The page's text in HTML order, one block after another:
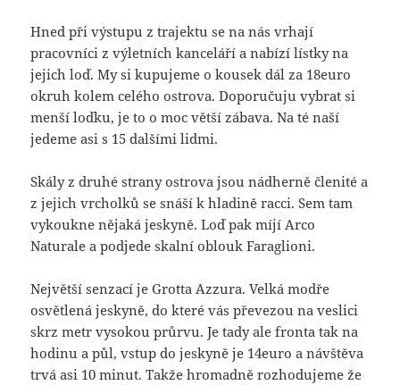
Hned při výstupu z trajektu se na nás vrhají
pracovníci z výletních kanceláří a nabízí lístky na
jejich loď. My si kupujeme o kousek dál za 18euro
okruh kolem celého ostrova. Doporučuju vybrat si
menší loďku, je to o moc větší zábava. Na té naší
jedeme asi s 15 dalšími lidmi.
Skály z druhé strany ostrova jsou nádherně členité a
z jejich vrcholků se snáší k hladině racci. Sem tam
vykoukne nějaká jeskyně. Loď pak míjí Arco
Naturale a podjede skalní oblouk Faraglioni.
Největší senzací je Grotta Azzura. Velká modře
osvětlená jeskyně, do které vás převezou na veslici
skrz metr vysokou průrvu. Je tady ale fronta tak na
hodinu a půl, vstup do jeskyně je 14euro a návštěva
trvá asi 10 minut. Takže hromadně rozhodujeme že